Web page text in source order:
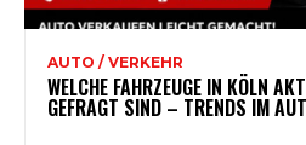
AUTO / VERKEHR
WELCHE FAHRZEUGE IN KÖLN
GEFRAGT SIND – TRENDS IM